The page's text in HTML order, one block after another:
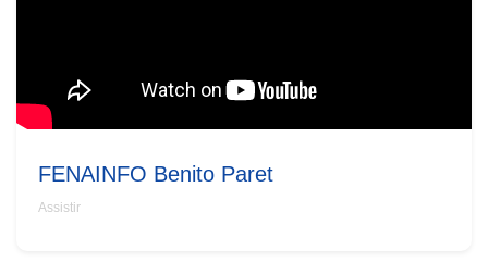
FENAINFO Benito Paret
Assistir